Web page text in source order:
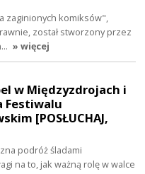
zaginionych komiksów",
został stworzony przez
» więcej
w Międzyzdrojach i
Festiwalu
[POSŁUCHAJ,
podróż śladami
na to, jak ważną rolę w walce